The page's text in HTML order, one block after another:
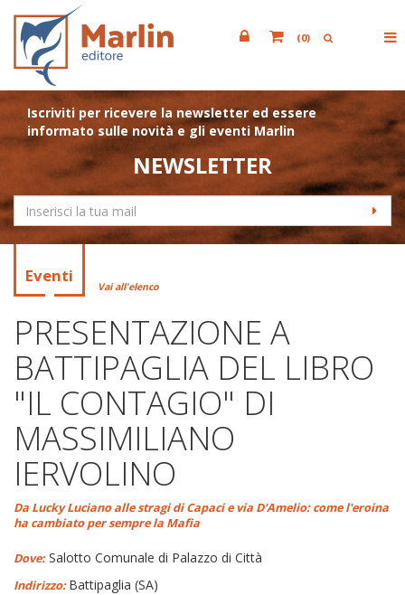
(0)
Iscriviti per ricevere la newsletter ed essere
informato sulle novità e gli eventi Marlin
NEWSLETTER
Eventi
Vai all'elenco
PRESENTAZIONE A
BATTIPAGLIA DEL LIBRO
"IL CONTAGIO" DI
MASSIMILIANO
IERVOLINO
Da Lucky Luciano alle stragi di Capaci e via D'Amelio: come l'eroina
ha cambiato per sempre la Mafia
Dove:Salotto Comunale di Palazzo di Città
Indirizzo:Battipaglia (SA)